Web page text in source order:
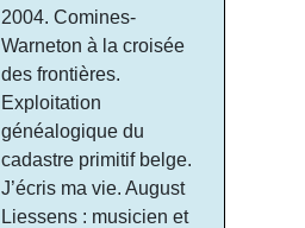
2004. Comines-
Warneton à la croisée
des frontières.
Exploitation
généalogique du
cadastre primitif belge.
J’écris ma vie. August
Liessens : musicien et